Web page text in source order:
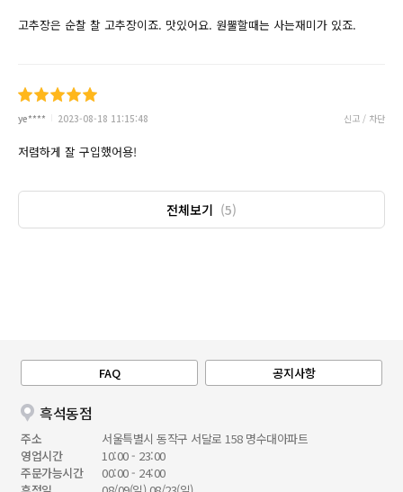
고추장은 순찰 찰 고추장이죠. 맛있어요. 원뿔할때는 사는재미가 있죠.
ye**** 2023-08-18 11:15:48 신고 / 차단
저렴하게 잘 구입했어용!
전체보기 (5)
FAQ 공지사항
흑석동점
주소
서울특별시 동작구 서달로 158 명수대아파트
영업시간
10:00 - 23:00
주문가능시간
00:00 - 24:00